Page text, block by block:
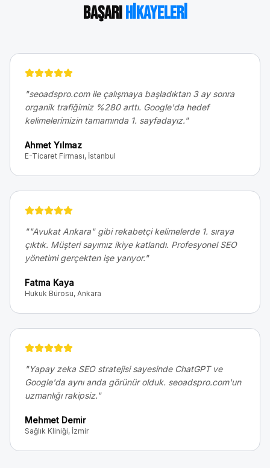
BaşarıHikayeleri
"seoadspro.com ile çalışmaya başladıktan 3 ay sonra
organik trafiğimiz %280 arttı. Google'da hedef
kelimelerimizin tamamında 1. sayfadayız."
Ahmet Yılmaz
E-Ticaret Firması, İstanbul
""Avukat Ankara" gibi rekabetçi kelimelerde 1. sıraya
çıktık. Müşteri sayımız ikiye katlandı. Profesyonel SEO
yönetimi gerçekten işe yarıyor."
Fatma Kaya
Hukuk Bürosu, Ankara
"Yapay zeka SEO stratejisi sayesinde ChatGPT ve
Google'da aynı anda görünür olduk. seoadspro.com'un
uzmanlığı rakipsiz."
Mehmet Demir
Sağlık Kliniği, İzmir